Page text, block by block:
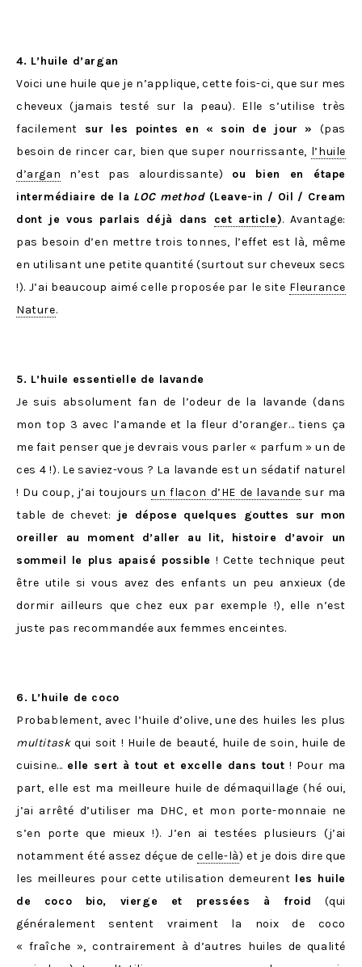
4. L’huile d’argan
Voici une huile que je n’applique, cette fois-ci, que sur mes
cheveux (jamais testé sur la peau). Elle s’utilise très
facilement sur les pointes en « soin de jour » (pas
besoin de rincer car, bien que super nourrissante, l’huile
d’argan n’est pas alourdissante) ou bien en étape
intermédiaire de la LOC method(Leave-in / Oil / Cream
dont je vous parlais déjà dans cet article). Avantage:
pas besoin d’en mettre trois tonnes, l’effet est là, même
en utilisant une petite quantité (surtout sur cheveux secs
!). J’ai beaucoup aimé celle proposée par le site Fleurance
Nature.
5. L’huile essentielle de lavande
Je suis absolument fan de l’odeur de la lavande (dans
mon top 3 avec l’amande et la fleur d’oranger… tiens ça
me fait penser que je devrais vous parler « parfum » un de
ces 4 !). Le saviez-vous ? La lavande est un sédatif naturel
! Du coup, j’ai toujoursun flacon d’HE de lavande sur ma
table de chevet:
je dépose quelques gouttes sur mon
oreiller au moment d’aller au lit, histoire d’avoir un
sommeil le plus apaisé possible ! Cette technique peut
être utile si vous avez des enfants un peu anxieux (de
dormir ailleurs que chez eux par exemple !), elle n’est
juste pas recommandée aux femmes enceintes.
6. L’huile de coco
Probablement, avec l’huile d’olive, une des huiles les plus
multitaskqui soit ! Huile de beauté, huile de soin, huile de
cuisine… elle sert à tout et excelle dans tout ! Pour ma
part, elle est ma meilleure huile de démaquillage (hé oui,
j’ai arrêté d’utiliser ma DHC, et mon porte-monnaie ne
s’en porte que mieux !). J’en ai testées plusieurs (j’ai
notamment été assez déçue de celle-là) et je dois dire que
les meilleures pour cette utilisation demeurent les huile
de coco bio, vierge et pressées à froid
(qui
généralement sentent vraiment la noix de coco
« fraîche », contrairement à d’autres huiles de qualité